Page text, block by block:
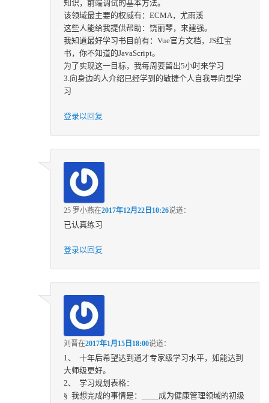
知识，前端调试的基本方法。
该领域最主要的权威有：ECMA，尤雨溪
这些人能给我提供帮助：饶丽琴，来建强。
我知道最好学习书目前有：Vue官方文档，JS红宝
书，你不知道的JavaScript。
为了实现这一目标，我每周要留出5小时来学习
3.向身边的人介绍已经学到的敏捷个人自我导向型学
习
登录以回复
25 罗小燕在2017年12月22日10:26说道：
已认真练习
登录以回复
刘晋在2017年1月15日18:00说道：
1、 十年后希望达到通才专家级学习水平，如能达到
大师级更好。
2、 学习规划表格：
§ 我想完成的事情是：____成为健康管理领域的初级